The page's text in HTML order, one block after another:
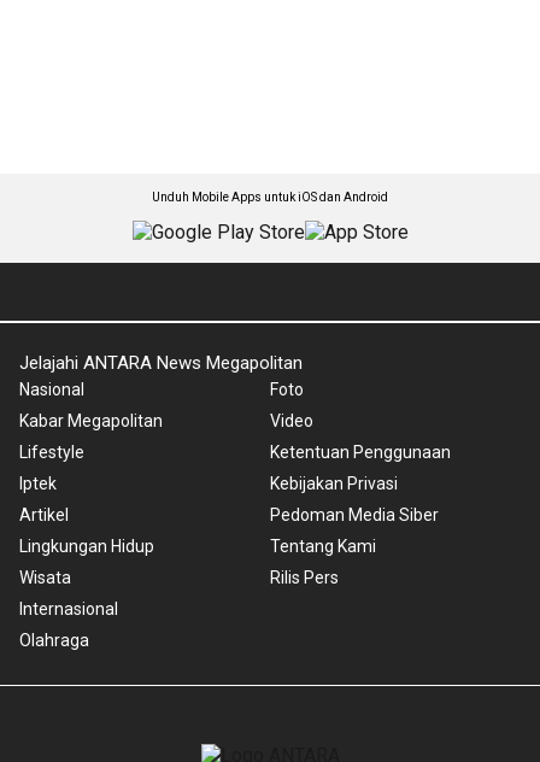
Unduh Mobile Apps untuk iOS dan Android
Jelajahi ANTARA News Megapolitan
Nasional
Kabar Megapolitan
Lifestyle
Iptek
Artikel
Lingkungan Hidup
Wisata
Internasional
Olahraga
Foto
Video
Ketentuan Penggunaan
Kebijakan Privasi
Pedoman Media Siber
Tentang Kami
Rilis Pers